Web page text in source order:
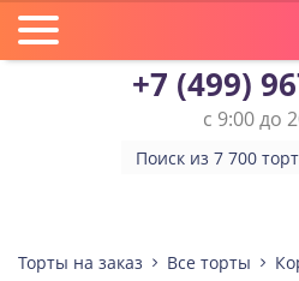
+7 (499)
с 9:00 до
Торты на заказ Все торты